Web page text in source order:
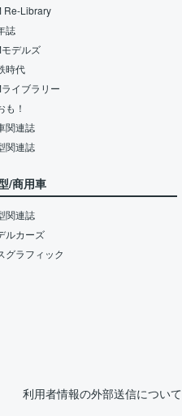
Re-Library
誌
デルズ
時代
イブラリー
も！
関連誌
関連誌
/商用車
関連誌
ルカーズ
グラフィック
利用者情報の外部送信について